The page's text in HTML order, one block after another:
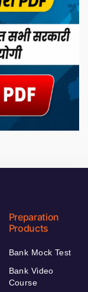
Preparation
Products
Bank Mock Test
Bank Video
Course